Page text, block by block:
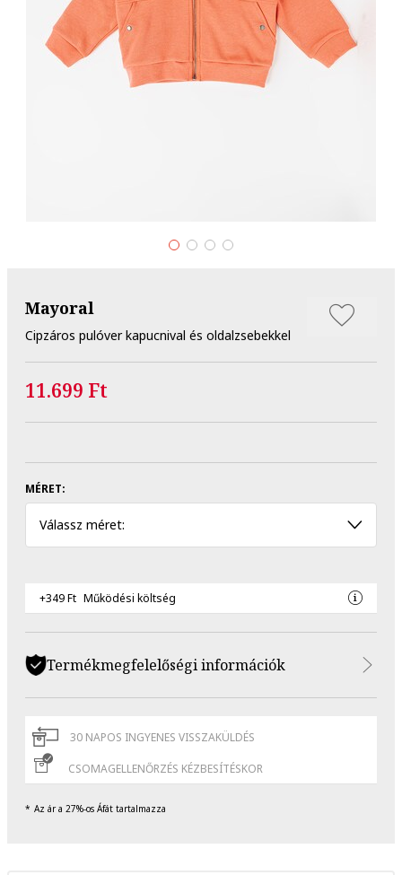
Mayoral
Cipzáros pulóver kapucnival és oldalzsebekkel
11.699 Ft
MÉRET:
Válassz méret:
+349 Ft Működési költség
Termékmegfelelőségi információk
30 NAPOS INGYENES VISSZAKÜLDÉS
CSOMAGELLENŐRZÉS KÉZBESÍTÉSKOR
Az ár a 27%-os Áfát tartalmazza